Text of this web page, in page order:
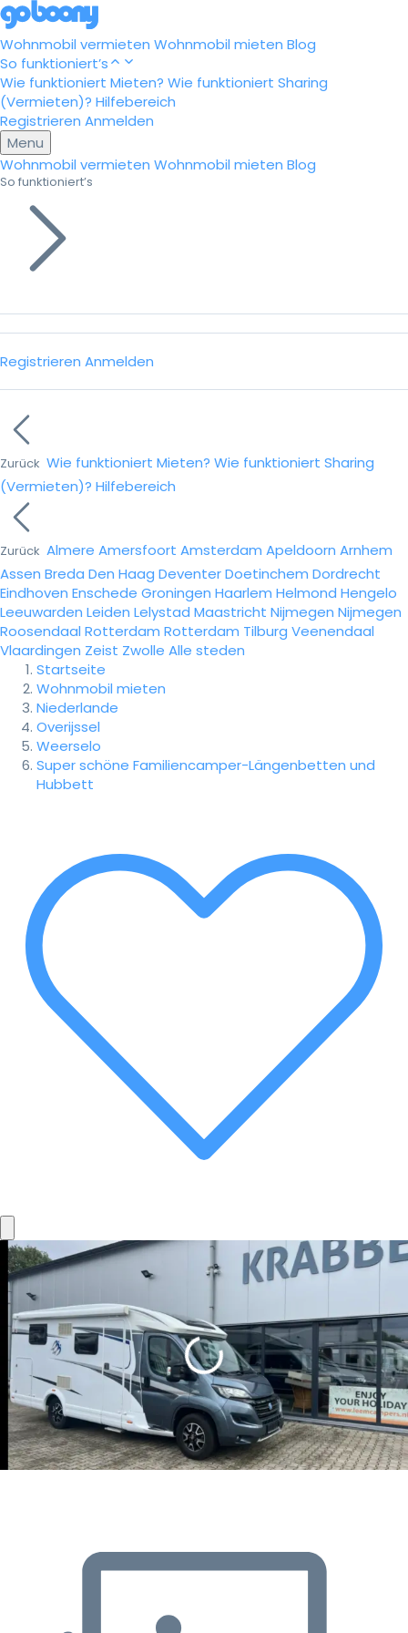
Wohnmobil vermieten Wohnmobil mieten Blog
So funktioniert’s
Wie funktioniert Mieten? Wie funktioniert Sharing
(Vermieten)? Hilfebereich
Registrieren Anmelden
Menu
Wohnmobil vermieten Wohnmobil mieten Blog
So funktioniert’s
Registrieren Anmelden
Zurück Wie funktioniert Mieten? Wie funktioniert Sharing
(Vermieten)? Hilfebereich
Zurück Almere Amersfoort Amsterdam Apeldoorn Arnhem
Assen Breda Den Haag DeventerDoetinchem Dordrecht
Eindhoven Enschede Groningen Haarlem Helmond Hengelo
Leeuwarden Leiden Lelystad Maastricht Nijmegen Nijmegen
Roosendaal Rotterdam Rotterdam Tilburg Veenendaal
Vlaardingen Zeist Zwolle Alle steden
Startseite
Wohnmobil mieten
Niederlande
Overijssel
Weerselo
Super schöne Familiencamper-Längenbetten und
Hubbett